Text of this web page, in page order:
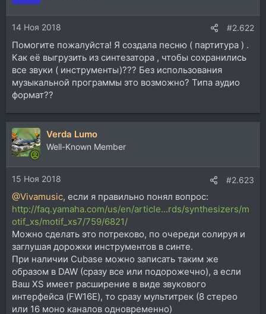
14 Ноя 2018 #2.622
Помогите пожалуйста! Я создала песню ( партитура ) .
Как её выгрузить из синтезатора , чтобы сохранились
все звуки ( инструменты)??? Без использования
музыкальной программы это возможно? Типа аудио
формат??
Verda Lumo
Well-Known Member
15 Ноя 2018 #2.623
@Vivamusic, если я правильно понял вопрос:
http://faq.yamaha.com/us/en/article...rds/synthesizers/m
otif_xs/motif_xs7/759/6821/
Можно сделать это потреково, по очереди солируя и
заглушая дорожки инструментов в синте.
При наличии Cubase можно записать таким же
образом в DAW (сразу все или подорожечно), а если
Ваш XS имеет расширение в виде звукового
интерфейса (FW16E), то сразу мультитрек (8 стерео
или 16 моно каналов одновременно)